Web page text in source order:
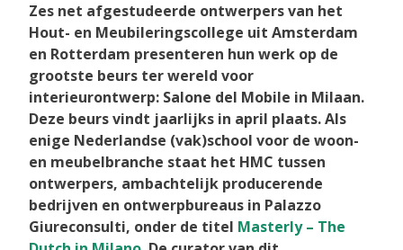
Zes net afgestudeerde ontwerpers van het
Hout- en Meubileringscollege uit Amsterdam
en Rotterdam presenteren hun werk op de
grootste beurs ter wereld voor
interieurontwerp: Salone del Mobile in Milaan.
Deze beurs vindt jaarlijks in april plaats. Als
enige Nederlandse (vak)school voor de woon-
en meubelbranche staat het HMC tussen
ontwerpers, ambachtelijk producerende
bedrijven en ontwerpbureaus in Palazzo
Giureconsulti, onder de titel Masterly – The